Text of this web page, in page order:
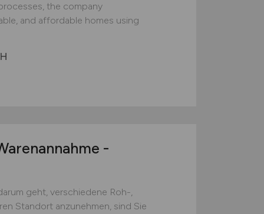
the company
and affordable homes using
-
geht, verschiedene Roh-,
Standort anzunehmen, sind Sie